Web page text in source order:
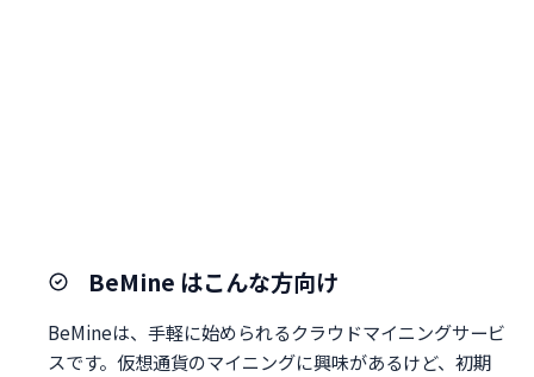
BeMine はこんな方向け
BeMineは、手軽に始められるクラウドマイニングサービ
スです。仮想通貨のマイニングに興味があるけど、初期